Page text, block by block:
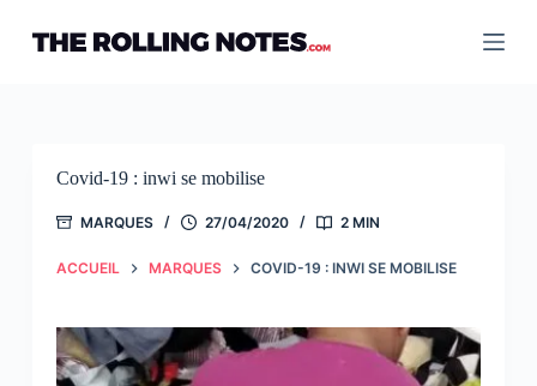
contenu
Covid-19 : inwi se mobilise
MARQUES 27/04/2020 2 MIN
ACCUEIL MARQUES COVID-19 : INWI SE MOBILISE